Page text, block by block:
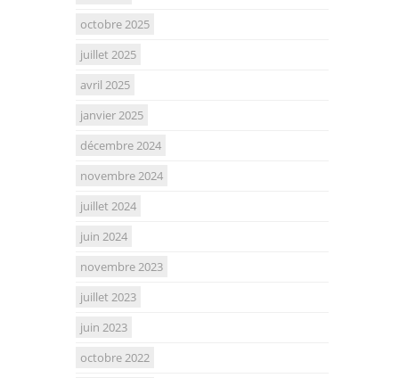
octobre 2025
juillet 2025
avril 2025
janvier 2025
décembre 2024
novembre 2024
juillet 2024
juin 2024
novembre 2023
juillet 2023
juin 2023
octobre 2022